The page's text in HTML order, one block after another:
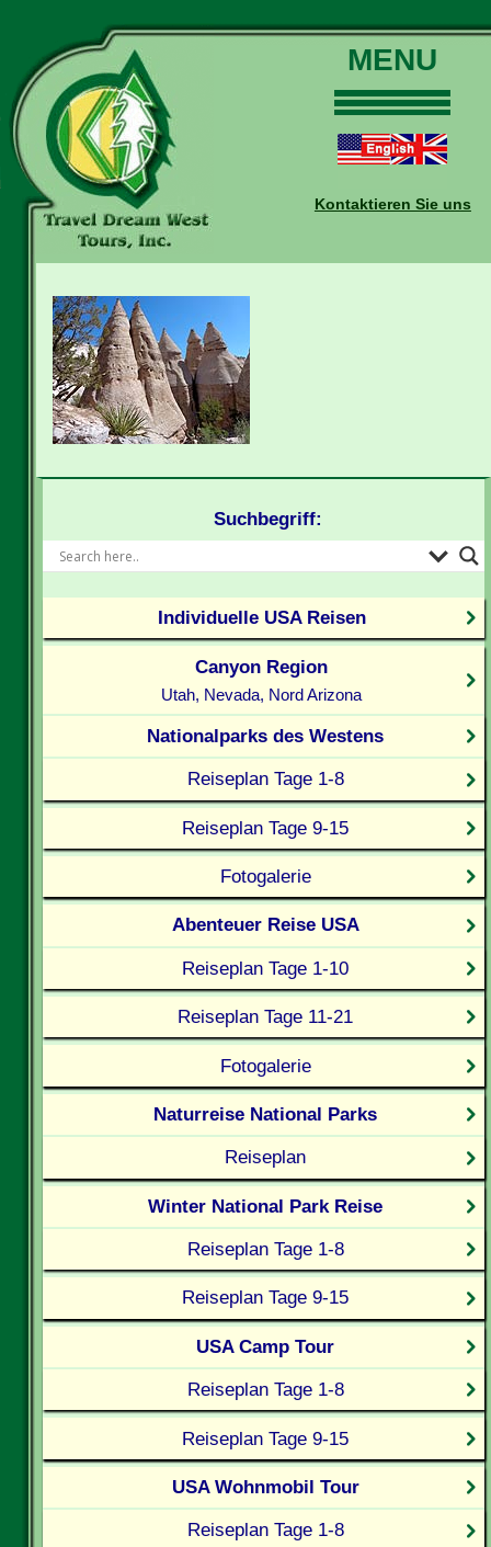
MENU
Touren
Daten und Preise
Buchungen
Kontaktieren Sie uns
Suchbegriff:
Individuelle USA Reisen
Canyon Region
Utah, Nevada, Nord Arizona
Nationalparks des Westens
Reiseplan Tage 1-8
Reiseplan Tage 9-15
Fotogalerie
Abenteuer Reise USA
Reiseplan Tage 1-10
Reiseplan Tage 11-21
Fotogalerie
Naturreise National Parks
Reiseplan
Winter National Park Reise
Reiseplan Tage 1-8
Reiseplan Tage 9-15
USA Camp Tour
Reiseplan Tage 1-8
Reiseplan Tage 9-15
USA Wohnmobil Tour
Reiseplan Tage 1-8